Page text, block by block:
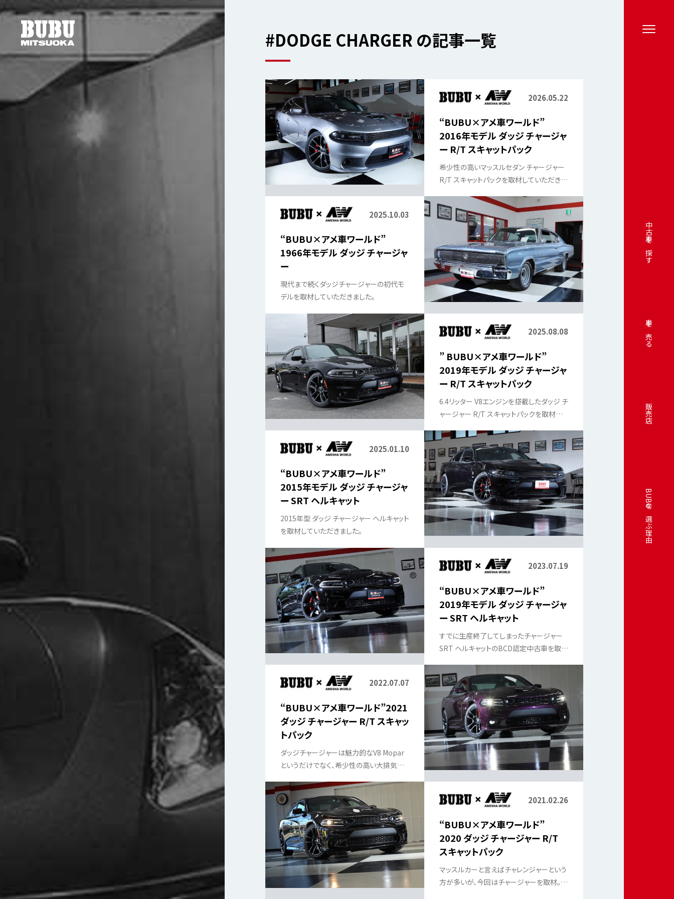
中古車を探す
車を売る
販売店
BUBUを選ぶ理由
#DODGE CHARGER の記事一覧
2026.05.22
“BUBU×アメ車ワールド”
2016年モデル ダッジ チャージャ
ー R/T スキャットパック
希少性の高いマッスルセダン チャージャー
R/T スキャットパックを取材していただきま
2025.10.03
“BUBU×アメ車ワールド”
1966年モデル ダッジ チャージャ
ー
現代まで続くダッジチャージャーの初代モ
デルを取材していただきました。
2025.08.08
” BUBU×アメ車ワールド”
2019年モデル ダッジ チャージャ
ー R/T スキャットパック
6.4リッター V8エンジンを搭載したダッジ チ
ャージャー R/T スキャットパックを取材して
2025.01.10
“BUBU×アメ車ワールド”
2015年モデル ダッジ チャージャ
ー SRT ヘルキャット
2015年型 ダッジ チャージャー ヘルキャット
を取材していただきました。
2023.07.19
“BUBU×アメ車ワールド”
2019年モデル ダッジ チャージャ
ー SRT ヘルキャット
すでに生産終了してしまったチャージャー
SRT ヘルキャットのBCD認定中古車を取材
2022.07.07
“BUBU×アメ車ワールド”2021
ダッジ チャージャー R/T スキャッ
トパック
ダッジチャージャーは魅力的なV8 Mopar
というだけでなく、希少性の高い大排気量
ダンなのである。
2021.02.26
“BUBU×アメ車ワールド”
2020 ダッジ チャージャー R/T
スキャットパック
マッスルカーと言えばチャレンジャーという
方が多いが、今回はチャージャーを取材。兄